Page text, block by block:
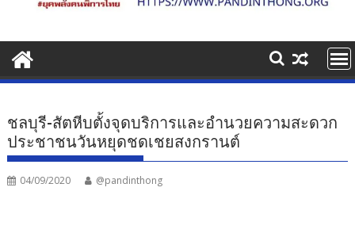
ชลบุรี-สัตหีบตั้งจุดบริการและอำนวยความสะดวก
ประชาชนวันหยุดชดเชยสงกรานต์
04/09/2020 @pandinthong